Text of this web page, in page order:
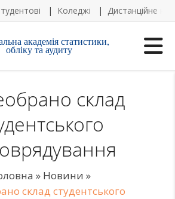
Коледжі Дистанційне
академія статистики,
обліку та аудиту
склад
» Новини »
склад студентського